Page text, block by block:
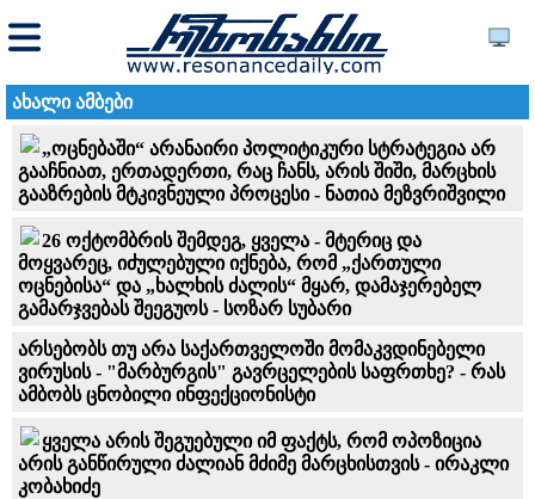
ახალი ამბები
„ოცნებაში“ არანაირი პოლიტიკური სტრატეგია არ
გააჩნიათ, ერთადერთი, რაც ჩანს, არის შიში, მარცხის
გააზრების მტკივნეული პროცესი - ნათია მეზვრიშვილი
26 ოქტომბრის შემდეგ, ყველა - მტერიც და
მოყვარეც, იძულებული იქნება, რომ „ქართული
ოცნებისა“ და „ხალხის ძალის“ მყარ, დამაჯერებელ
გამარჯვებას შეეგუოს - სოზარ სუბარი
არსებობს თუ არა საქართველოში მომაკვდინებელი
ვირუსის - "მარბურგის" გავრცელების საფრთხე? - რას
ამბობს ცნობილი ინფექციონისტი
ყველა არის შეგუებული იმ ფაქტს, რომ ოპოზიცია
არის განწირული ძალიან მძიმე მარცხისთვის - ირაკლი
კობახიძე